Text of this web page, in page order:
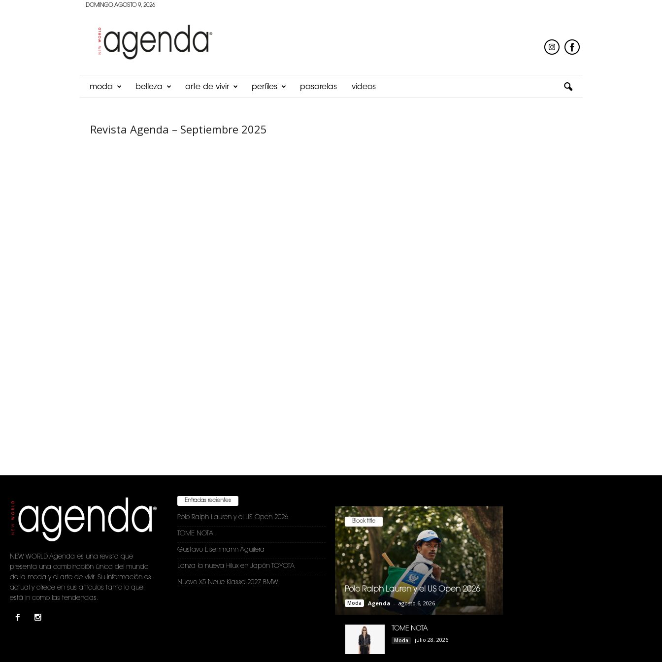
DOMINGO, AGOSTO 9, 2026
moda belleza arte de vivir perfiles pasarelas videos
Revista Agenda – Septiembre 2025
NEW WORLD Agenda es una revista que
presenta una combinación única del mundo
de la moda y el arte de vivir. Su información es
actual y ofrece en sus artículos tanto lo que
está in como las tendencias.
Entradas recientes
Polo Ralph Lauren y el US Open 2026
TOME NOTA
Gustavo Eisenmann Aguilera
Lanza la nueva Hilux en Japón TOYOTA
Nuevo X5 Neue Klasse 2027 BMW
Block title
Polo Ralph Lauren y el US Open 2026
Moda Agenda - agosto 6, 2026
TOME NOTA
Moda julio 28, 2026